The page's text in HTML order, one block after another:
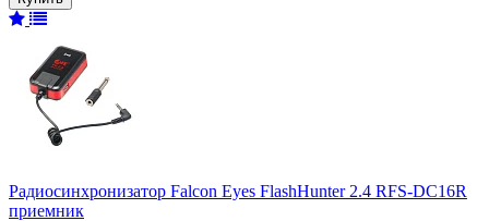
Радиосинхронизатор Falcon Eyes FlashHunter 2.4 RFS-DC16R
приемник